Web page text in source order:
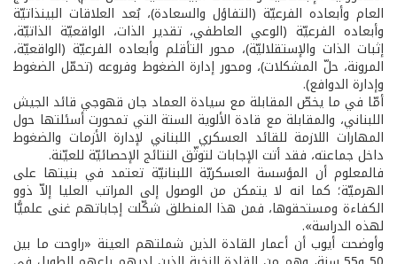
العام وأبعاده الفرعيّة (التفاؤل والسعادة)، بُعد العلاقات البينذاتيّة
وأبعاده الفرعيّة (الوعي العاطفي، تقدير الذات، الواقعيّة الذاتيّة،
إثبات الذات والإستقلاليّة)، محور التأقلم وأبعاده الفرعيّة (الواقعيّة،
المرونة، حلّ المشكلات)، ومحور إدارة الضغوط وفروعه (تحمّل الضغوط
وإدارة الدوافع).
أمّا في ما يخصّ المقابلة مع سيادة العماد جان قهوجي قائد الجيش
اللبناني، والمقابلة مع قادة الألوية الستة التي تمحورت أسئلتها حول
المهارات اللازمة للقائد العسكري اللبناني لإدارة الأزمات والضغوط
داخل جماعته، فقد أتت الإجابات لتوثّق النتائج الإحصائيّة للعيّنة.
فالمعلوم أن المؤسسة العسكريّة اللبنانيّة تعتمد في بنيتها على
الهرميّة؛ كما انه لا يتمكن من الوصول إلى المراتب العليا إلاّ ذوو
الكفاءة ومستحقوها، فمن هذا المنطلق شكّلت إجاباتهم غنى علميًّا
لهذه الدراسة».
وأوضحت أيوب أن أعمار القادة الذين شملتهم العينة «راوحت ما بين